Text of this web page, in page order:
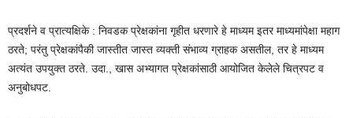
प्रदर्शने व प्रात्यक्षिके : निवडक प्रेक्षकांना गृहीत धरणारे हे माध्यम इतर माध्यमांपेक्षा महाग
ठरते; परंतु प्रेक्षकांपैकी जास्तीत जास्त व्यक्ती संभाव्य ग्राहक असतील, तर हे माध्यम
अत्यंत उपयुक्त ठरते. उदा., खास अभ्यागत प्रेक्षकांसाठी आयोजित केलेले चित्रपट व
अनुबोधपट.